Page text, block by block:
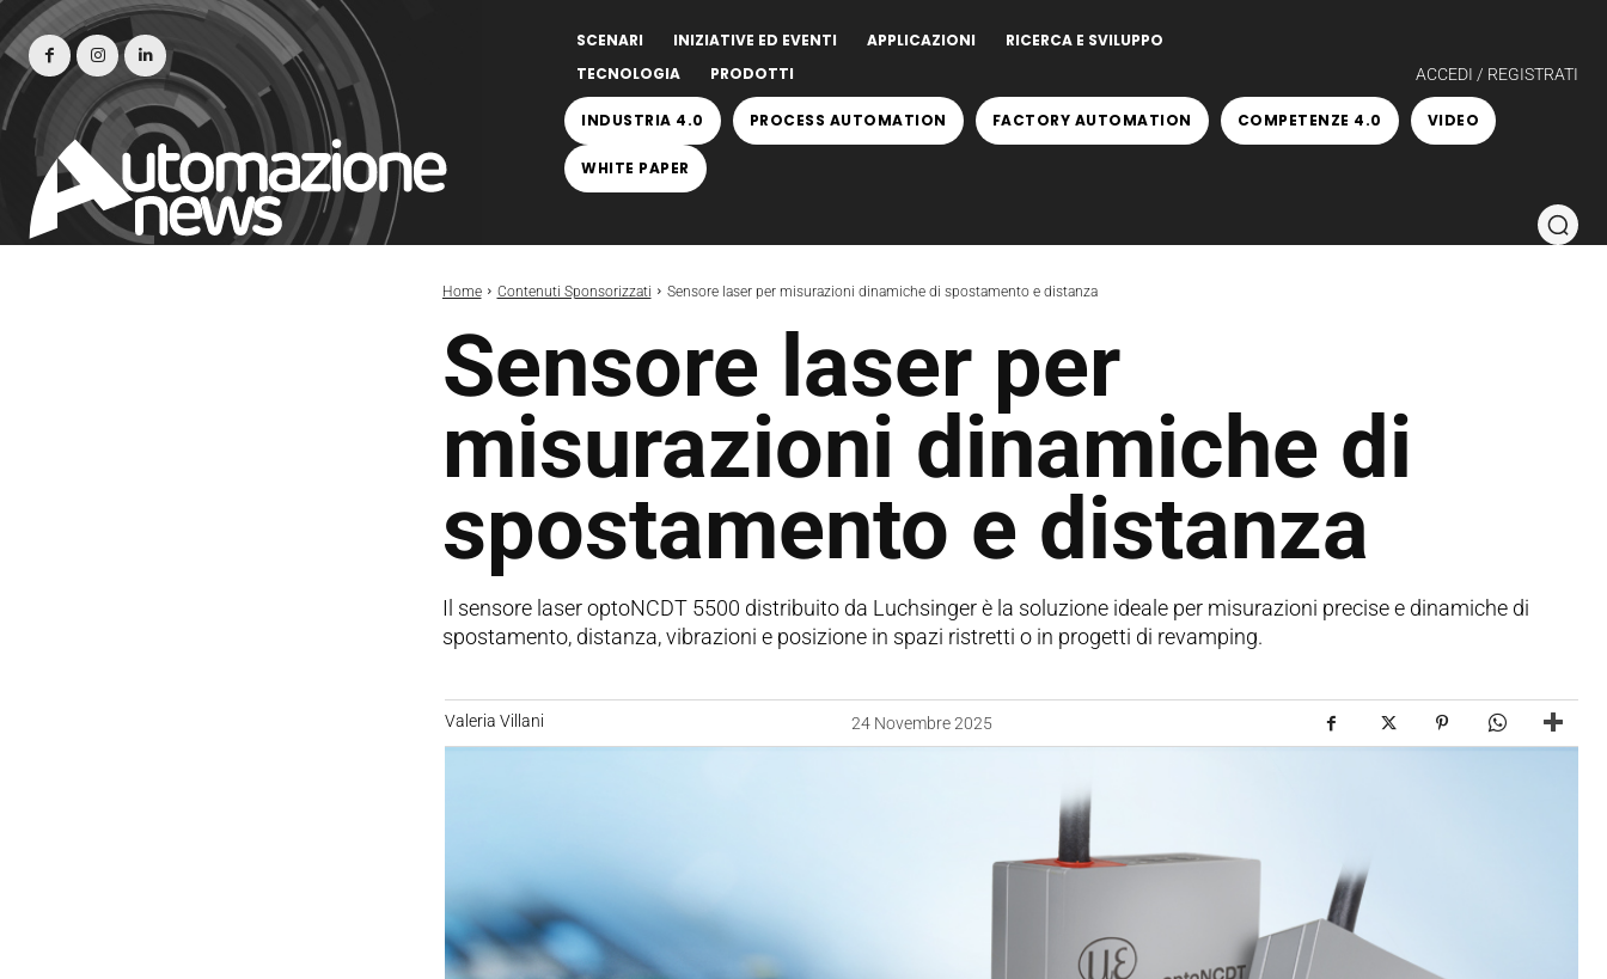
SCENARI INIZIATIVE ED EVENTI APPLICAZIONI
RICERCA E SVILUPPO
TECNOLOGIA
PRODOTTI ACCEDI / REGISTRATI
INDUSTRIA 4.0 PROCESS AUTOMATION FACTORY AUTOMATION COMPETENZE 4.0 VIDEO
WHITE PAPER
Home Contenuti Sponsorizzati Sensore laser per misurazioni dinamiche di spostamento e distanza
Sensore laser per
misurazioni dinamiche di
spostamento e distanza
Il sensore laser optoNCDT 5500 distribuito da Luchsinger è la soluzione ideale per misurazioni precise e dinamiche di
spostamento, distanza, vibrazioni e posizione in spazi ristretti o in progetti di revamping.
Valeria Villani 24 Novembre 2025